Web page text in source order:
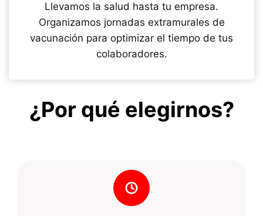
Llevamos la salud hasta tu empresa.
Organizamos jornadas extramurales de
vacunación para optimizar el tiempo de tus
colaboradores.
¿Por qué elegirnos?